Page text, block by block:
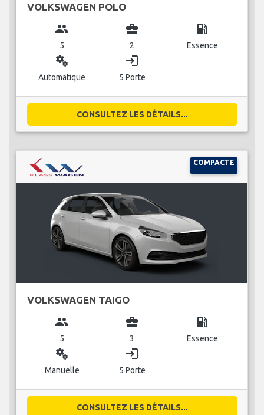
VOLKSWAGEN POLO
group
5
business_center
2
local_gas_station
Essence
miscellaneous_services
Automatique
login
5 Porte
CONSULTEZ LES DÉTAILS...
COMPACTE
VOLKSWAGEN TAIGO
group
5
business_center
3
local_gas_station
Essence
miscellaneous_services
Manuelle
login
5 Porte
CONSULTEZ LES DÉTAILS...